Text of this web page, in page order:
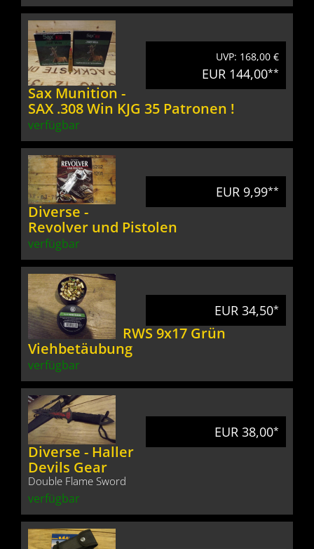
UVP: 168,00 €
EUR 144,00**
Sax Munition -
SAX .308 Win KJG 35 Patronen !
verfügbar
EUR 9,99**
Diverse -
Revolver und Pistolen
verfügbar
EUR 34,50*
RWS 9x17 Grün
Viehbetäubung
verfügbar
EUR 38,00*
Diverse - Haller
Devils Gear
Double Flame Sword
verfügbar